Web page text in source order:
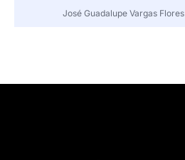
José Guadalupe Vargas Flores